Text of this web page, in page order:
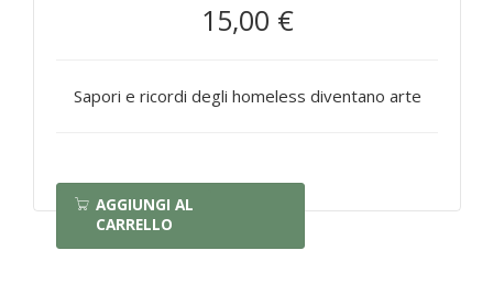
15,00 €
Sapori e ricordi degli homeless diventano arte
AGGIUNGI AL
CARRELLO